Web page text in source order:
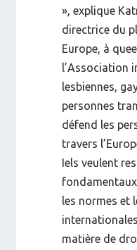
», explique
directrice du
Europe, à
l’Association
lesbiennes,
personnes
défend les
travers
Iels veulent
les normes et
matière de